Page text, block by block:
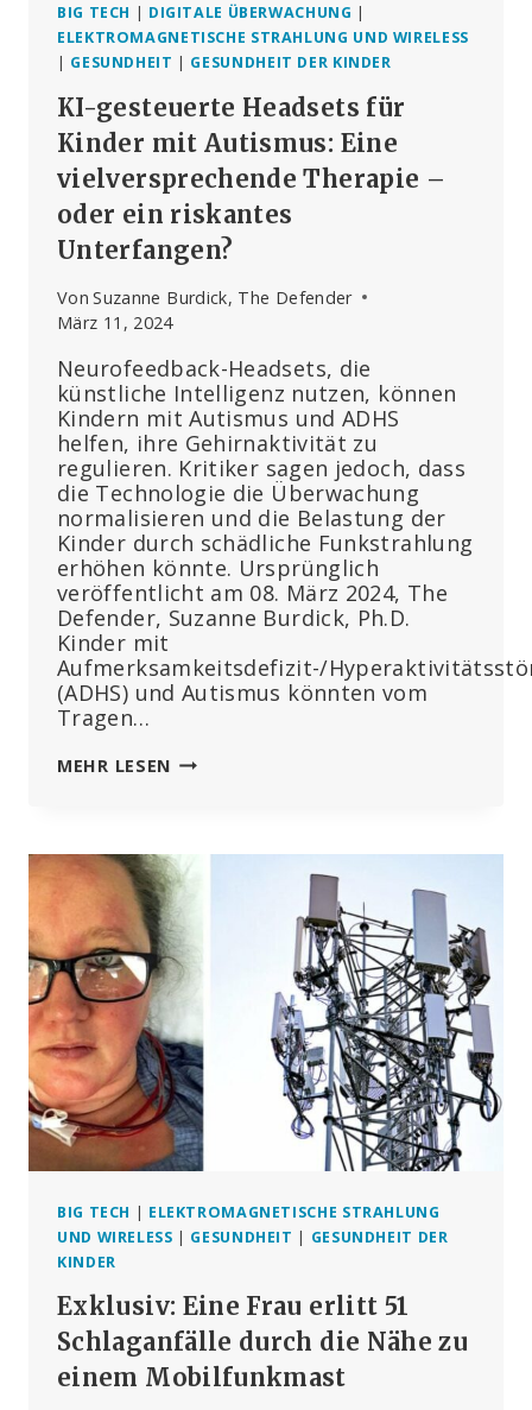
BIG TECH | DIGITALE ÜBERWACHUNG |
ELEKTROMAGNETISCHE STRAHLUNG UND WIRELESS
| GESUNDHEIT | GESUNDHEIT DER KINDER
KI-gesteuerte Headsets für
Kinder mit Autismus: Eine
vielversprechende Therapie –
oder ein riskantes
Unterfangen?
Von Suzanne Burdick, The Defender
März 11, 2024
Neurofeedback-Headsets, die
künstliche Intelligenz nutzen, können
Kindern mit Autismus und ADHS
helfen, ihre Gehirnaktivität zu
regulieren. Kritiker sagen jedoch, dass
die Technologie die Überwachung
normalisieren und die Belastung der
Kinder durch schädliche Funkstrahlung
erhöhen könnte. Ursprünglich
veröffentlicht am 08. März 2024, The
Defender, Suzanne Burdick, Ph.D.
Kinder mit
Aufmerksamkeitsdefizit-/
(ADHS) und Autismus könnten vom
Tragen…
MEHR LESEN KI-
KINDER
MIT
AUTISMUS:
EINE
VIELVERSPRECHENDE
THERAPIE
ODER
EIN
RISKANTES
UNTERFANGEN?
BIG TECH | ELEKTROMAGNETISCHE STRAHLUNG
UND WIRELESS | GESUNDHEIT | GESUNDHEIT DER
KINDER
Exklusiv: Eine Frau erlitt 51
Schlaganfälle durch die Nähe zu
einem Mobilfunkmast